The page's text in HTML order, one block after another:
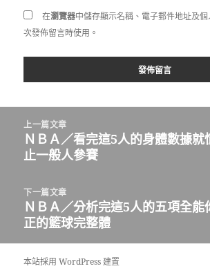
在瀏覽器中儲存顯示名稱、電子郵件地址及
次發佈留言時使用。
上一篇文章
上
一
文
章:
ＮＢＡ／看完這5人的身體數據
止一般人參賽
下一篇文章
下
一
篇
文
ＮＢＡ／分析完這5人的五項全能
正的籃球完整體
本站採用 WordPress 建置